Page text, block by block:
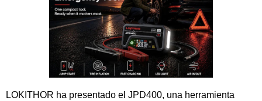
LOKITHOR ha presentado el JPD400, una herramienta